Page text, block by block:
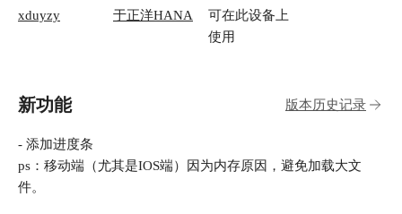
xduyzy 于正洋HANA
可在此设备上
使用
新功能 版本历史记录
- 添加进度条
ps：移动端（尤其是IOS端）因为内存原因，避免加载大文
件。